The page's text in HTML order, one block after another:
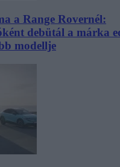
a Range Rovernél:
debütál a márka
modellje